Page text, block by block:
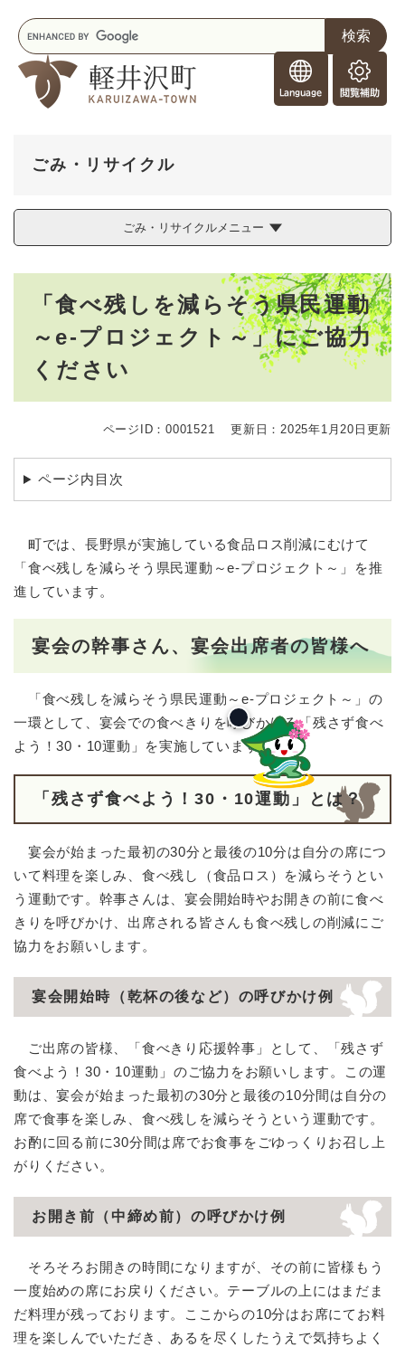
g
n
e
s
閲
覧
キ
ー
ワ
ごみ・リサイクル
ごみ・リサイクルメニュー
「食べ残しを減らそう県民運動
～e-プロジェクト～」にご協力
ください
ページID：0001521 更新日：2025年1月20日更新
ページ内目次
町では、長野県が実施している食品ロス削減にむけて
「食べ残しを減らそう県民運動～e-プロジェクト～」を推
進しています。
宴会の幹事さん、宴会出席者の皆様へ
「食べ残しを減らそう県民運動～e-プロジェクト～」の
一環として、宴会での食べきりを呼びかける「残さず食べ
よう！30・10運動」を実施しています。
「残さず食べよう！30・10運動」とは？
宴会が始まった最初の30分と最後の10分は自分の席につ
いて料理を楽しみ、食べ残し（食品ロス）を減らそうとい
う運動です。幹事さんは、宴会開始時やお開きの前に食べ
きりを呼びかけ、出席される皆さんも食べ残しの削減にご
協力をお願いします。
宴会開始時（乾杯の後など）の呼びかけ例
ご出席の皆様、「食べきり応援幹事」として、「残さず
食べよう！30・10運動」のご協力をお願いします。この運
動は、宴会が始まった最初の30分と最後の10分間は自分の
席で食事を楽しみ、食べ残しを減らそうという運動です。
お酌に回る前に30分間は席でお食事をごゆっくりお召し上
がりください。
お開き前（中締め前）の呼びかけ例
そろそろお開きの時間になりますが、その前に皆様もう
一度始めの席にお戻りください。テーブルの上にはまだま
だ料理が残っております。ここからの10分はお席にてお料
理を楽しんでいただき、あるを尽くしたうえで気持ちよく